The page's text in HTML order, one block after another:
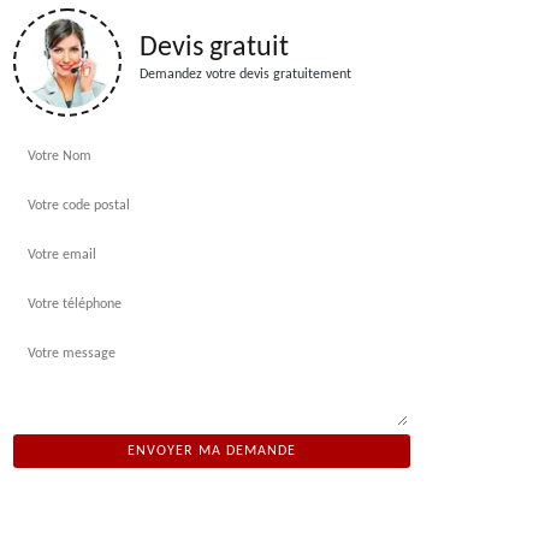
Devis gratuit
Demandez votre devis gratuitement